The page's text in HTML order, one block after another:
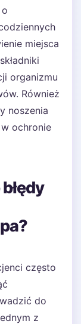
miejsca
organizmu
Również
noszenia
ochronie
często
do
z